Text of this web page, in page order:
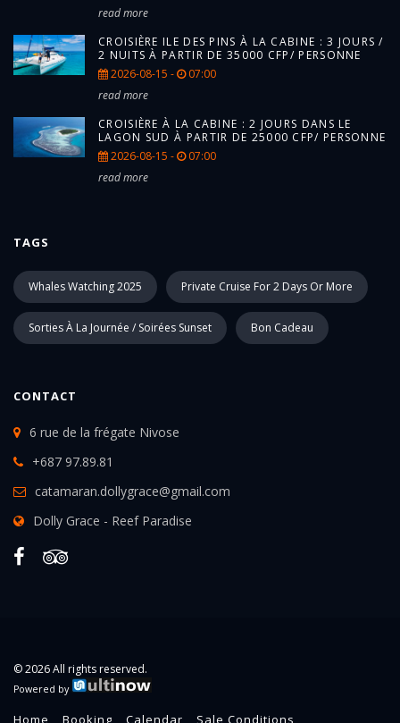
read more
CROISIÈRE ILE DES PINS À LA CABINE : 3 JOURS /
2 NUITS À PARTIR DE 35000 CFP/ PERSONNE
2026-08-15 -
07:00
read more
CROISIÈRE À LA CABINE : 2 JOURS DANS LE
LAGON SUD À PARTIR DE 25000 CFP/ PERSONNE
2026-08-15 -
07:00
read more
TAGS
Whales Watching 2025 Private Cruise For 2 Days Or More
Sorties À La Journée / Soirées Sunset Bon Cadeau
CONTACT
6 rue de la frégate Nivose
+687 97.89.81
catamaran.dollygrace@gmail.com
Dolly Grace - Reef Paradise
© 2026 All rights reserved.
Powered by
Home Booking Calendar Sale Conditions